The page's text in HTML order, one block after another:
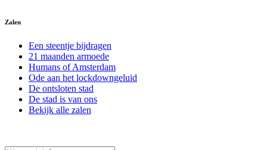
Zalen
Een steentje bijdragen
21 maanden armoede
Humans of Amsterdam
Ode aan het lockdowngeluid
De ontsloten stad
De stad is van ons
Bekijk alle zalen